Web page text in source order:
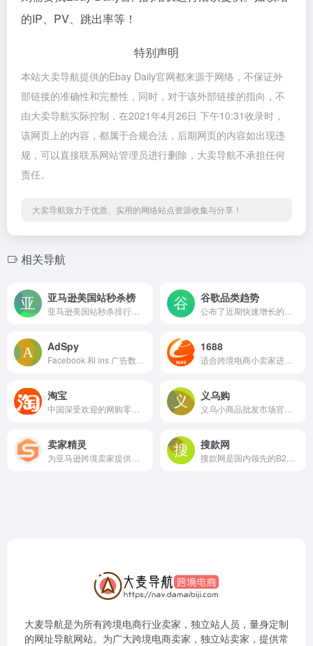
的IP、PV、跳出率等！
特别声明
本站大卖导航提供的Ebay Daily官网都来源于网络，不保证外
部链接的准确性和完整性，同时，对于该外部链接的指向，不
由大卖导航实际控制，在2021年4月26日 下午10:31收录时，
该网页上的内容，都属于合规合法，后期网页的内容如出现违
规，可以直接联系网站管理员进行删除，大卖导航不承担任何
责任。
大卖导航致力于优质、实用的网络站点资源收集与分享！
相关导航
亚马逊美国站秒杀榜 谷歌品类趋势
AdSpy 1688
淘宝 义乌购
卖家精灵 搜款网
大麦导航是为所有跨境电商行业卖家，独立站人员，量身定制
的网址导航网站。为广大跨境电商卖家，独立站卖家，提供常